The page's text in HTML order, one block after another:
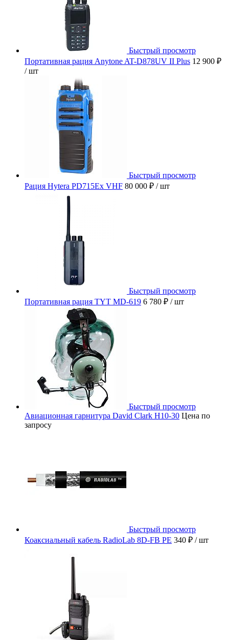
Быстрый просмотр
Портативная рация Anytone AT-D878UV II Plus 12 900 ₽
/ шт
Быстрый просмотр
Рация Hytera PD715Ex VHF 80 000 ₽ / шт
Быстрый просмотр
Портативная рация TYT MD-619 6 780 ₽ / шт
Быстрый просмотр
Авиационная гарнитура David Clark H10-30 Цена по
запросу
Быстрый просмотр
Коаксиальный кабель RadioLab 8D-FB PE 340 ₽ / шт